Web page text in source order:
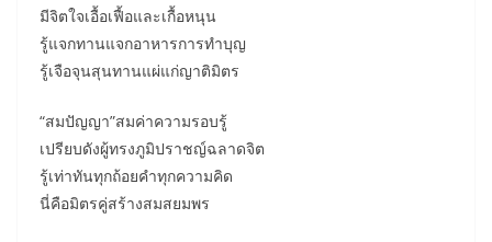
มีจิตใจเอื้อเฟื้อและเกื้อหนุน
รู้แจกทานแจกอาหารการทำบุญ
รู้เจือจุนสุนทานแผ่แก่ญาติมิตร
“สมปัญญา”สมค่าความรอบรู้
เปรียบดังผู้ทรงภูมิปราชญ์ฉลาดจิต
รู้เท่าทันทุกถ้อยคำทุกความคิด
นี่คือมิตรคู่สร้างสมสยมพร